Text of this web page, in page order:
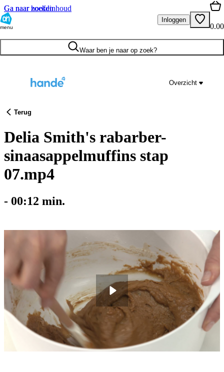
Ga naar hoofdinhoud
Ga naar zoeken
menu
Inloggen
0.00
Waar ben je naar op zoek?
Overzicht
Terug
Delia Smith's rabarber-
sinaasappelmuffins stap
07.mp4
- 00:12 min.